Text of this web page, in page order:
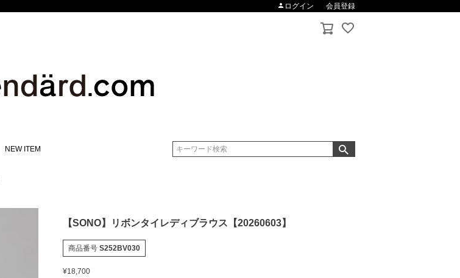
ログイン 会員登録
NEW ITEM
検索
【SONO】リボンタイレディブラウス【20260603】
商品番号 S252BV030
¥18,700